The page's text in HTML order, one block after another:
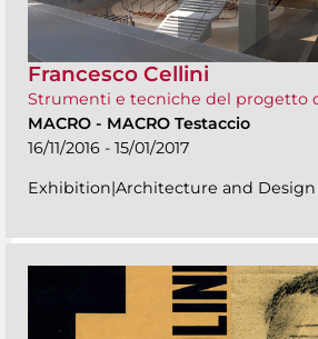
Francesco Cellini
Strumenti e tecniche del progetto
MACRO - MACRO Testaccio
16/11/2016 - 15/01/2017
Exhibition|Architecture and Design